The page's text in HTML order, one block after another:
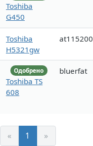
Toshiba
G450
Toshiba
H5321gw
at115200
Одобрено
Toshiba TS
608
bluerfat
« 1 »